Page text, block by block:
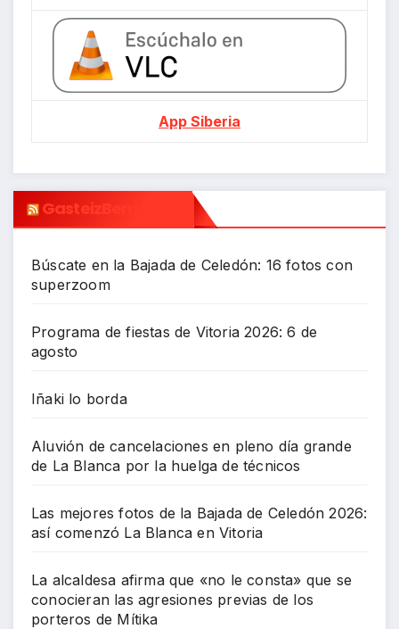
App Siberia
GasteizBerri.com
Búscate en la Bajada de Celedón: 16 fotos con
superzoom
Programa de fiestas de Vitoria 2026: 6 de
agosto
Iñaki lo borda
Aluvión de cancelaciones en pleno día grande
de La Blanca por la huelga de técnicos
Las mejores fotos de la Bajada de Celedón 2026:
así comenzó La Blanca en Vitoria
La alcaldesa afirma que «no le consta» que se
conocieran las agresiones previas de los
porteros de Mítika